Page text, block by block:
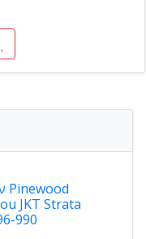
Pinewood
JKT Strata
990